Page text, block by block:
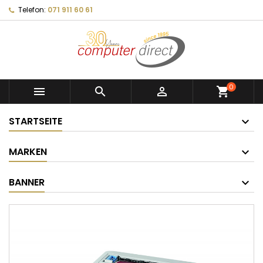
Telefon: 071 911 60 61
   shopping_cart0
STARTSEITE
MARKEN
BANNER